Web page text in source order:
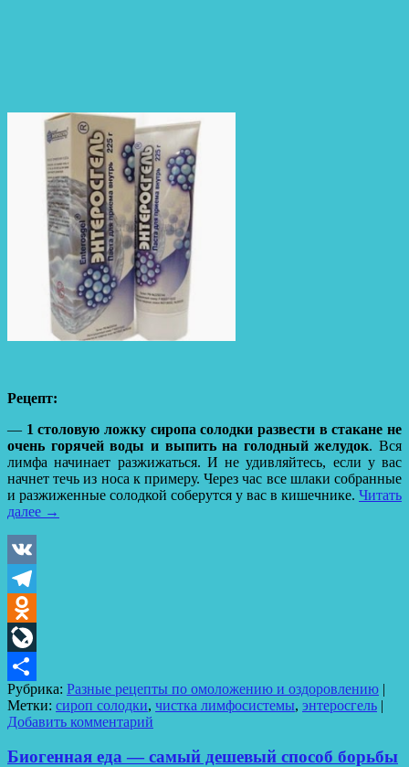
Рецепт:
— 1 столовую ложку сиропа солодки развести в стаканене
очень горячей воды и выпить на голодный желудок. Вся
лимфа начинает разжижаться. И не удивляйтесь, если у вас
начнет течь из носа к примеру. Через час все шлаки собранные
и разжиженные солодкой соберутся у вас в кишечнике. Читать
далее →
VK
Telegram
Odnoklassniki
LiveJournal
Отправить
Рубрика: Разные рецепты по омоложению и оздоровлению |
Метки: сироп солодки, чистка лимфосистемы, энтеросгель |
Добавить комментарий
Биогенная еда — самый дешевый способ борьбы